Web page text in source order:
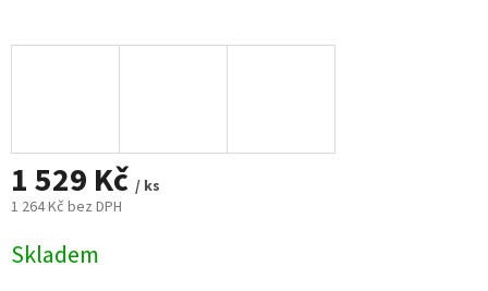
1 529 Kč / ks
1 264 Kč bez DPH
cena:
Skladem